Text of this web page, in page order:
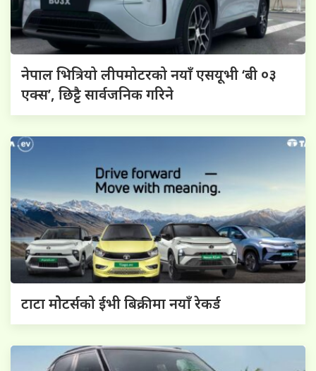
नेपाल भित्रियो लीपमोटरको नयाँ एसयूभी ‘बी ०३
एक्स’, छिट्टै सार्वजनिक गरिने
टाटा मोेटर्सको ईभी बिक्रीमा नयाँ रेकर्ड